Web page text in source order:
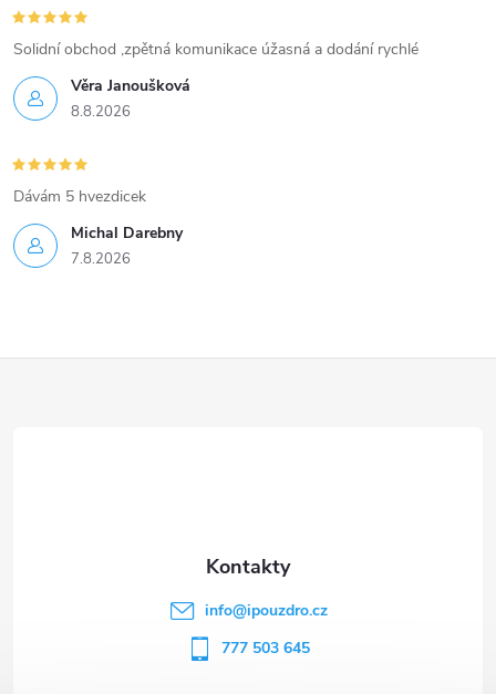
v
ý
p
i
s
u
Věra Janoušková
8.8.2026
Solidní obchod ,zpětná komunikace úžasná a dodání rychlé
Michal Darebny
7.8.2026
Dávám 5 hvezdicek
info@ipouzdro.cz
777 503 645